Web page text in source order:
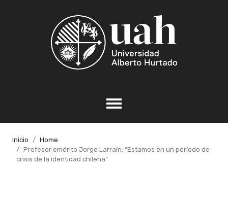
Inicio
Home
Profesor emérito Jorge Larraín: “Estamos en un período de
crisis de la identidad chilena”